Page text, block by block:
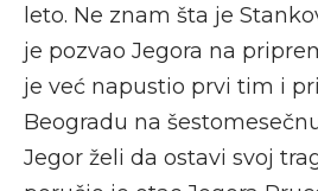
leto. Ne znam šta je
je pozvao Jegora na
je već napustio prvi tim i
Beogradu na
Jegor želi da ostavi svoj